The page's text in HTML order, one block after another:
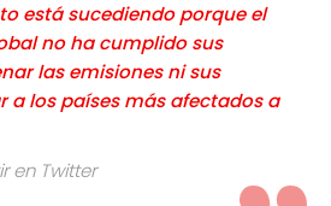
está sucediendo porque el
no ha cumplido sus
las emisiones ni sus
a los países más afectados a
en Twitter